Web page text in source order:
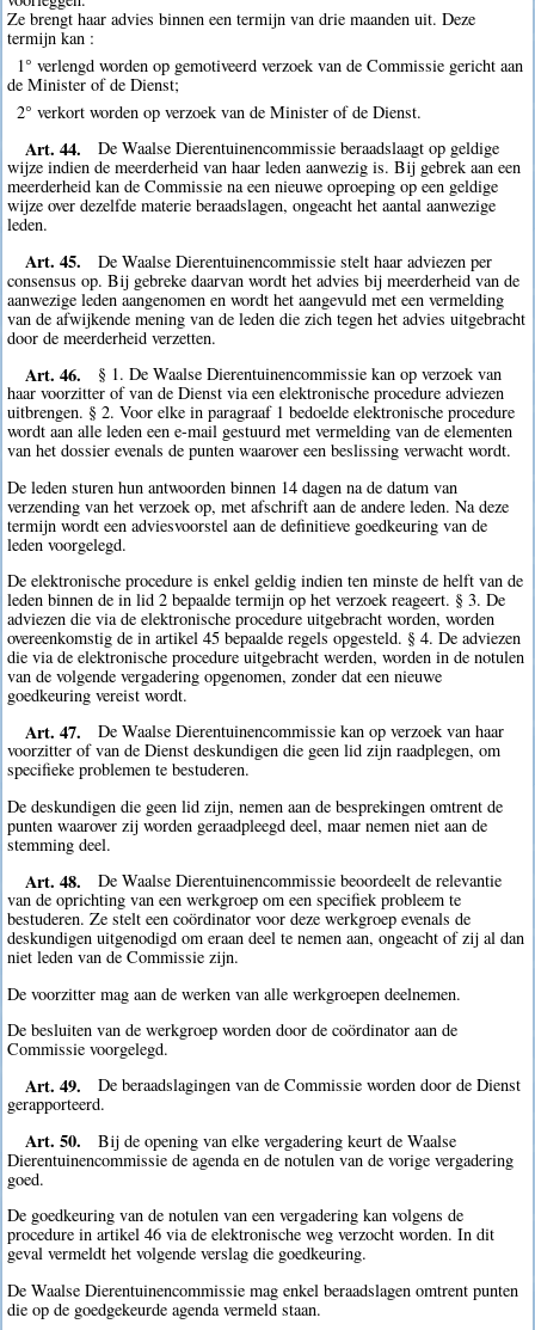
Ze brengt haar advies binnen een termijn van drie maanden uit. Deze
termijn kan :
1° verlengd worden op gemotiveerd verzoek van de Commissie gericht aan
de Minister of de Dienst;
2° verkort worden op verzoek van de Minister of de Dienst.
Art. 44.
De Waalse Dierentuinencommissie beraadslaagt op geldige
wijze indien de meerderheid van haar leden aanwezig is. Bij gebrek aan een
meerderheid kan de Commissie na een nieuwe oproeping op een geldige
wijze over dezelfde materie beraadslagen, ongeacht het aantal aanwezige
leden.
Art. 45.
De Waalse Dierentuinencommissie stelt haar adviezen per
consensus op. Bij gebreke daarvan wordt het advies bij meerderheid van de
aanwezige leden aangenomen en wordt het aangevuld met een vermelding
van de afwijkende mening van de leden die zich tegen het advies uitgebracht
door de meerderheid verzetten.
Art. 46.
§ 1. De Waalse Dierentuinencommissie kan op verzoek van
haar voorzitter of van de Dienst via een elektronische procedure adviezen
uitbrengen. § 2. Voor elke in paragraaf 1 bedoelde elektronische procedure
wordt aan alle leden een e-mail gestuurd met vermelding van de elementen
van het dossier evenals de punten waarover een beslissing verwacht wordt.
De leden sturen hun antwoorden binnen 14 dagen na de datum van
verzending van het verzoek op, met afschrift aan de andere leden. Na deze
termijn wordt een adviesvoorstel aan de definitieve goedkeuring van de
leden voorgelegd.
De elektronische procedure is enkel geldig indien ten minste de helft van de
leden binnen de in lid 2 bepaalde termijn op het verzoek reageert. § 3. De
adviezen die via de elektronische procedure uitgebracht worden, worden
overeenkomstig de in artikel 45 bepaalde regels opgesteld. § 4. De adviezen
die via de elektronische procedure uitgebracht werden, worden in de notulen
van de volgende vergadering opgenomen, zonder dat een nieuwe
goedkeuring vereist wordt.
Art. 47.
De Waalse Dierentuinencommissie kan op verzoek van haar
voorzitter of van de Dienst deskundigen die geen lid zijn raadplegen, om
specifieke problemen te bestuderen.
De deskundigen die geen lid zijn, nemen aan de besprekingen omtrent de
punten waarover zij worden geraadpleegd deel, maar nemen niet aan de
stemming deel.
Art. 48.
De Waalse Dierentuinencommissie beoordeelt de relevantie
van de oprichting van een werkgroep om een specifiek probleem te
bestuderen. Ze stelt een coördinator voor deze werkgroep evenals de
deskundigen uitgenodigd om eraan deel te nemen aan, ongeacht of zij al dan
niet leden van de Commissie zijn.
De voorzitter mag aan de werken van alle werkgroepen deelnemen.
De besluiten van de werkgroep worden door de coördinator aan de
Commissie voorgelegd.
Art. 49.
De beraadslagingen van de Commissie worden door de Dienst
gerapporteerd.
Art. 50.
Bij de opening van elke vergadering keurt de Waalse
Dierentuinencommissie de agenda en de notulen van de vorige vergadering
goed.
De goedkeuring van de notulen van een vergadering kan volgens de
procedure in artikel 46 via de elektronische weg verzocht worden. In dit
geval vermeldt het volgende verslag die goedkeuring.
De Waalse Dierentuinencommissie mag enkel beraadslagen omtrent punten
die op de goedgekeurde agenda vermeld staan.